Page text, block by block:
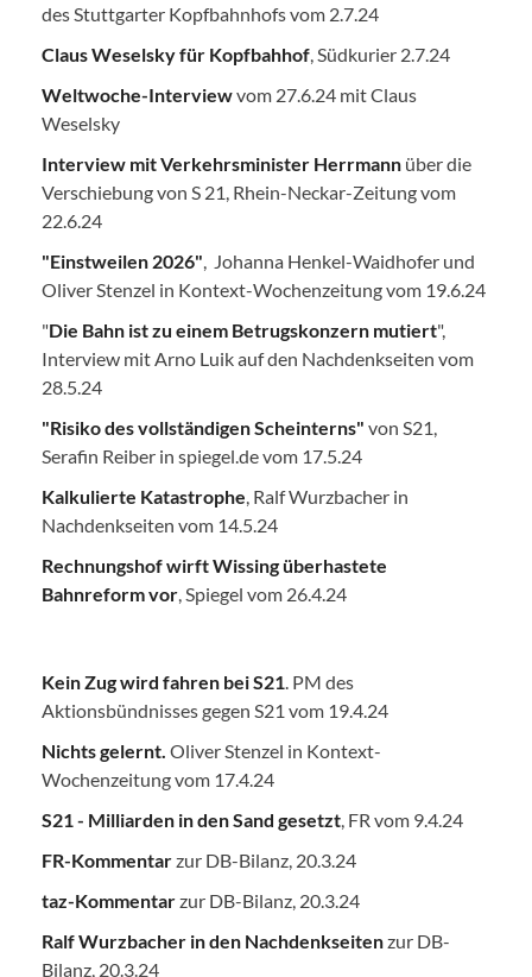
des Stuttgarter Kopfbahnhofs vom 2.7.24
Claus Weselsky für Kopfbahhof, Südkurier 2.7.24
Weltwoche-Interviewvom 27.6.24 mit Claus
Weselsky
Interview mit Verkehrsminister Herrmann über die
Verschiebung von S 21, Rhein-Neckar-Zeitung vom
22.6.24
"Einstweilen 2026", Johanna Henkel-Waidhofer und
Oliver Stenzel in Kontext-Wochenzeitung vom 19.6.24
"Die Bahn ist zu einem Betrugskonzern mutiert",
Interview mit Arno Luik auf den Nachdenkseiten vom
28.5.24
"Risiko des vollständigen Scheinterns" von S21,
Serafin Reiber in spiegel.de vom 17.5.24
Kalkulierte Katastrophe, Ralf Wurzbacher in
Nachdenkseiten vom 14.5.24
Rechnungshof wirft Wissing überhastete
Bahnreform vor, Spiegel vom 26.4.24
Kein Zug wird fahren bei S21. PM des
Aktionsbündnisses gegen S21 vom 19.4.24
Nichts gelernt. Oliver Stenzel in Kontext-
Wochenzeitung vom 17.4.24
S21 - Milliarden in den Sand gesetzt, FR vom 9.4.24
FR-Kommentarzur DB-Bilanz, 20.3.24
taz-Kommentarzur DB-Bilanz, 20.3.24
Ralf Wurzbacher in den Nachdenkseitenzur DB-
Bilanz, 20.3.24